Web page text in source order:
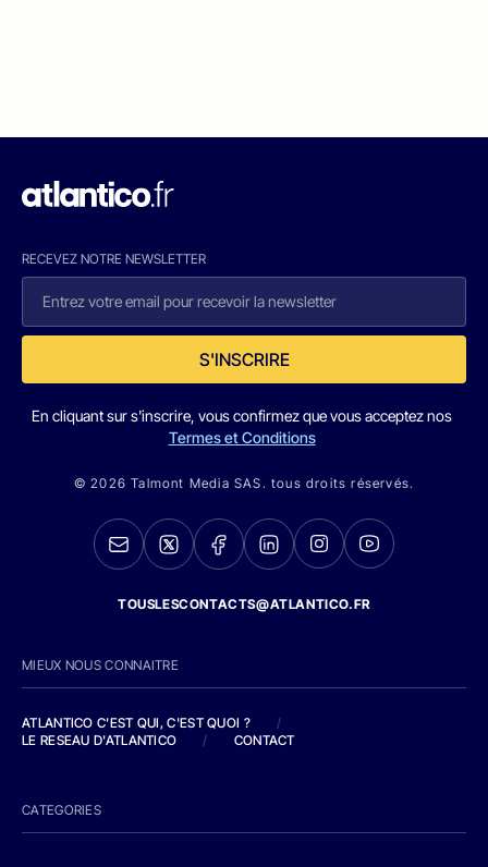
RECEVEZ NOTRE NEWSLETTER
S'INSCRIRE
En cliquant sur s'inscrire, vous confirmez que vous acceptez nos
Termes et Conditions
© 2026 Talmont Media SAS. tous droits réservés.
TOUSLESCONTACTS@ATLANTICO.FR
MIEUX NOUS CONNAITRE
ATLANTICO C'EST QUI, C'EST QUOI ?
/
LE RESEAU D'ATLANTICO
/ CONTACT
CATEGORIES